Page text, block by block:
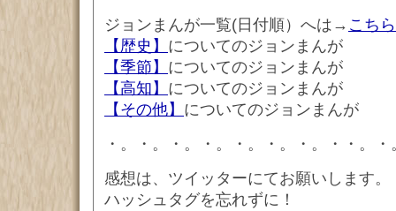
ジョンまんが一覧(日付順）へは→ こちら
【歴史】 についてのジョンまんが
【季節】 についてのジョンまんが
【高知】 についてのジョンまんが
【その他】 についてのジョンまんが
・。・。・。・。・。・。・。・・。
感想は、ツイッターにてお願いします。
ハッシュタグを忘れずに！